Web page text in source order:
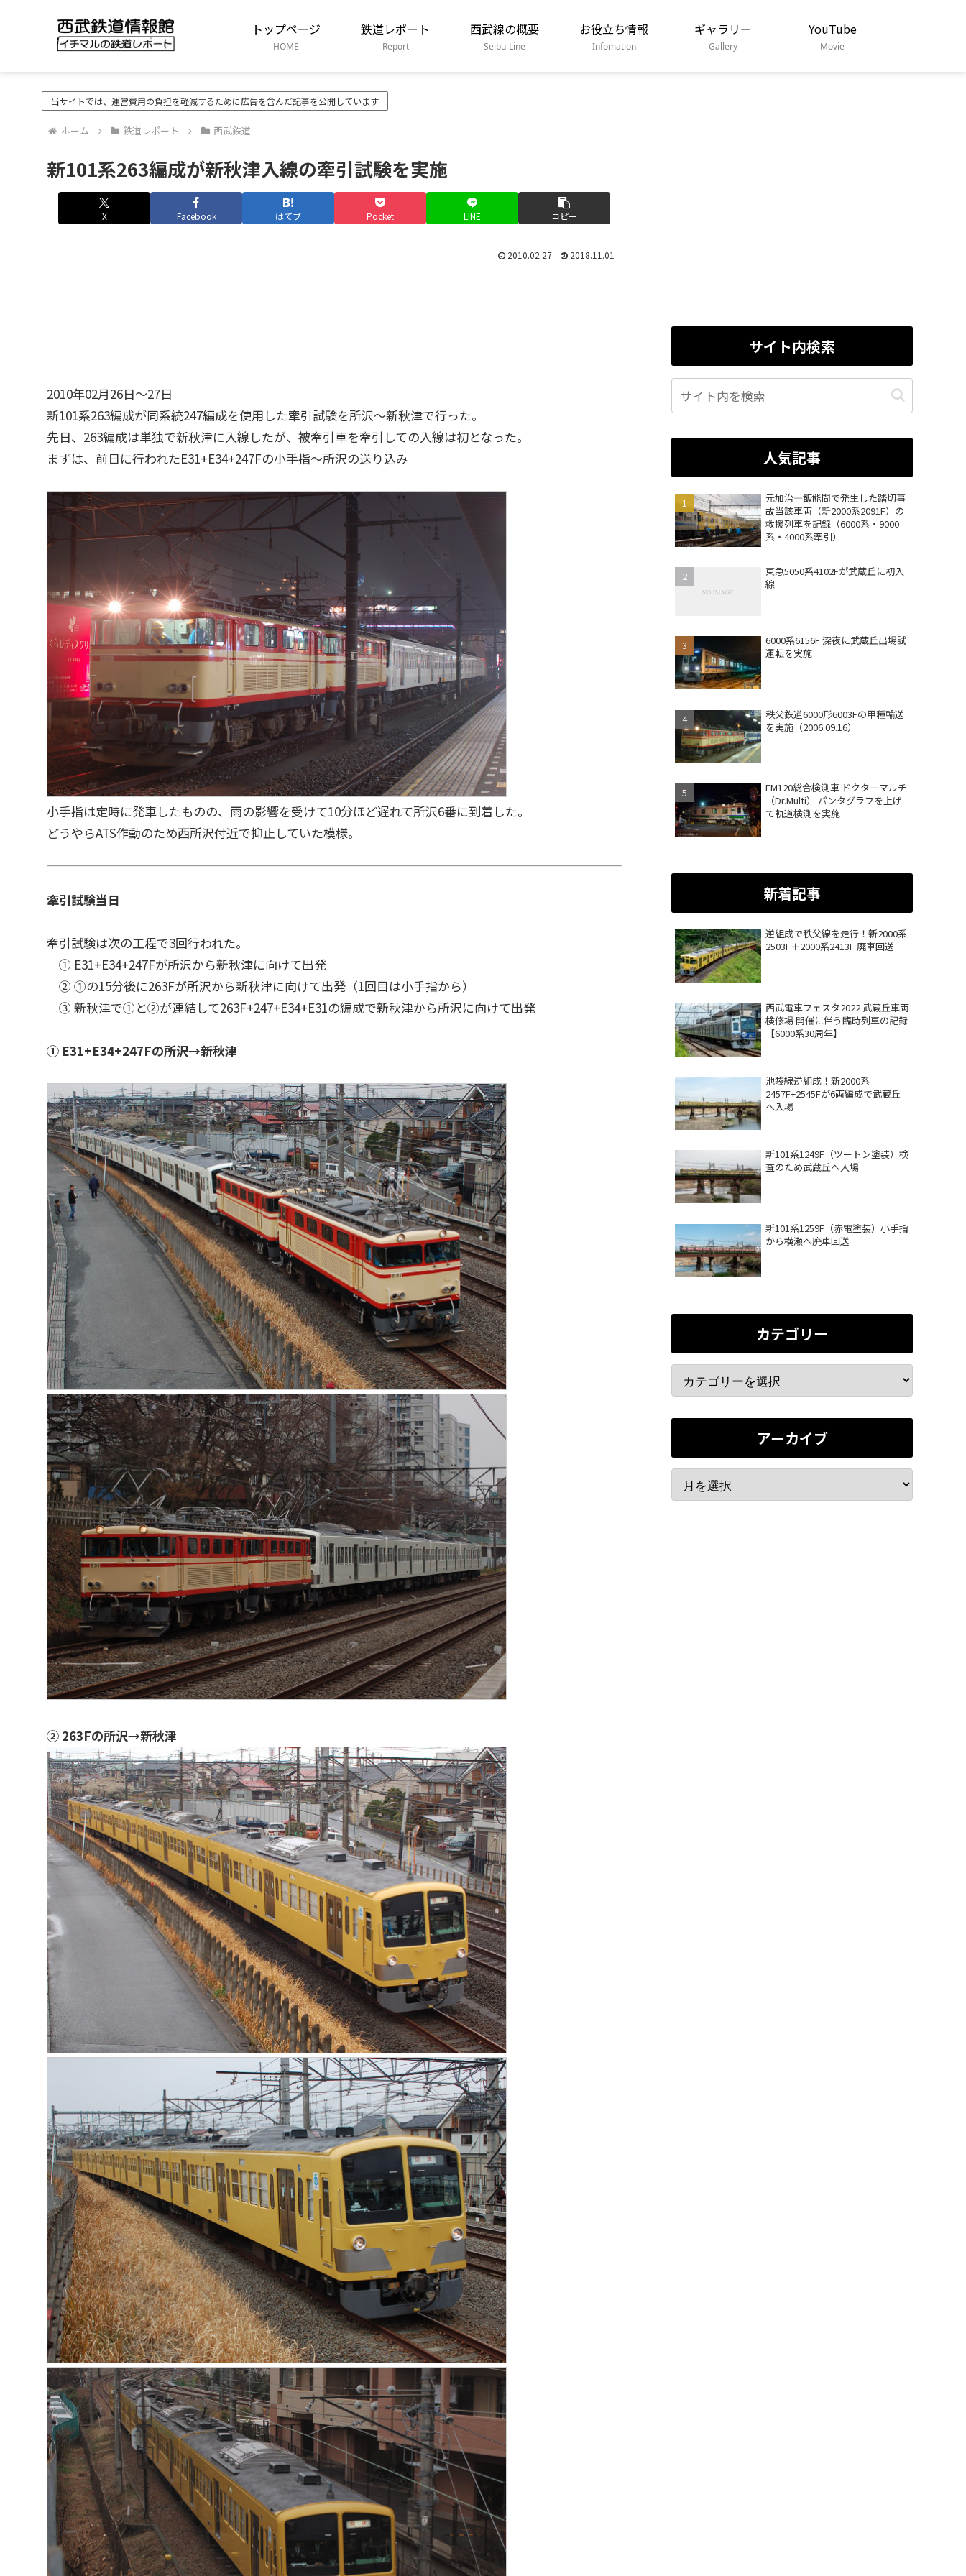
トップページ
HOME
鉄道レポート
Report
西武線の概要
Seibu-Line
お役立ち情報
Infomation
ギャラリー
Gallery
YouTube
Movie
当サイトでは、運営費用の負担を軽減するために広告を含んだ記事を公開しています
ホーム 鉄道レポート 西武鉄道
新101系263編成が新秋津入線の牽引試験を実施
X Facebook はてブ Pocket LINE コピー
2010.02.27 2018.11.01
2010年02月26日～27日
新101系263編成が同系統247編成を使用した牽引試験を所沢～新秋津で行った。
先日、263編成は単独で新秋津に入線したが、被牽引車を牽引しての入線は初となった。
まずは、前日に行われたE31+E34+247Fの小手指～所沢の送り込み
小手指は定時に発車したものの、雨の影響を受けて10分ほど遅れて所沢6番に到着した。
どうやらATS作動のため西所沢付近で抑止していた模様。
牽引試験当日
牽引試験は次の工程で3回行われた。
① E31+E34+247Fが所沢から新秋津に向けて出発
② ①の15分後に263Fが所沢から新秋津に向けて出発（1回目は小手指から）
③ 新秋津で①と②が連結して263F+247+E34+E31の編成で新秋津から所沢に向けて出発
① E31+E34+247Fの所沢→新秋津
② 263Fの所沢→新秋津
サイト内検索
人気記事
元加治―飯能間で発生した踏切事
故当該車両（新2000系2091F）の
救援列車を記録（6000系・9000
系・4000系牽引）
東急5050系4102Fが武蔵丘に初入
線
6000系6156F 深夜に武蔵丘出場試
運転を実施
秩父鉄道6000形6003Fの甲種輸送
を実施（2006.09.16）
EM120総合検測車 ドクターマルチ
（Dr.Multi） パンタグラフを上げ
て軌道検測を実施
新着記事
逆組成で秩父線を走行！新2000系
2503F＋2000系2413F 廃車回送
西武電車フェスタ2022 武蔵丘車両
検修場 開催に伴う臨時列車の記録
【6000系30周年】
池袋線逆組成！新2000系
2457F+2545Fが6両編成で武蔵丘
へ入場
新101系1249F（ツートン塗装）検
査のため武蔵丘へ入場
新101系1259F（赤電塗装）小手指
から横瀬へ廃車回送
カテゴリー
アーカイブ